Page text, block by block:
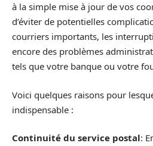
à la simple mise à jour de vos
d’éviter de potentielles
courriers importants, les
encore des problèmes
tels que votre banque ou votre
Voici quelques raisons pour
indispensable :
Continuité du service postal: